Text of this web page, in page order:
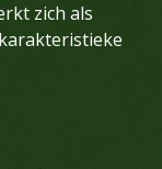
zich als